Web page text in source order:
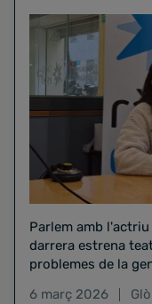
Parlem amb
darrera estrena
problemes de la
6 març 2026